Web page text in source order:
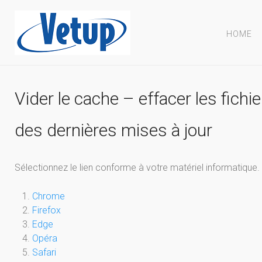
HOME
Vider le cache – effacer les
des dernières mises à jour
Sélectionnez le lien conforme à votre matériel
Chrome
Firefox
Edge
Opéra
Safari